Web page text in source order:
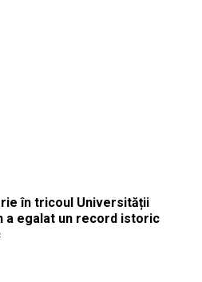
în tricoul Universității
a egalat un record istoric